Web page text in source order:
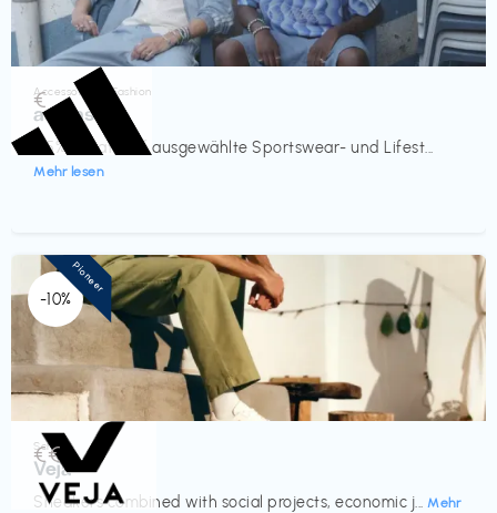
Accessoires & Fashion
adidas
-15% Rabatt auf ausgewählte Sportswear- und Lifest...
Mehr lesen
€‎
-10%
Schuhe
Veja
Sneakers combined with social projects, economic j... Mehr
€€‎
Pioneer